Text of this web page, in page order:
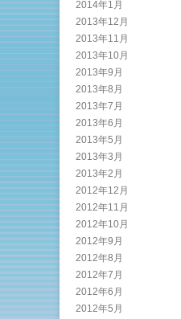
2014年1月
2013年12月
2013年11月
2013年10月
2013年9月
2013年8月
2013年7月
2013年6月
2013年5月
2013年3月
2013年2月
2012年12月
2012年11月
2012年10月
2012年9月
2012年8月
2012年7月
2012年6月
2012年5月